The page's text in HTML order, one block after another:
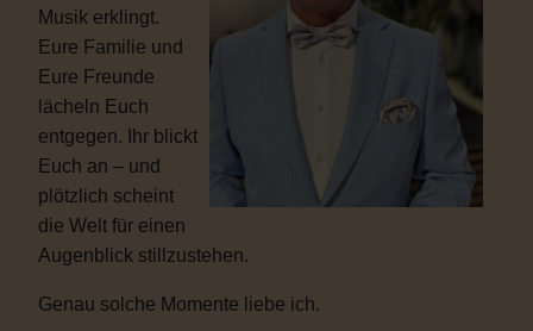
Musik erklingt.
Eure Familie und
Eure Freunde
lächeln Euch
entgegen. Ihr blickt
Euch an – und
plötzlich scheint
die Welt für einen
Augenblick stillzustehen.
Genau solche Momente liebe ich.